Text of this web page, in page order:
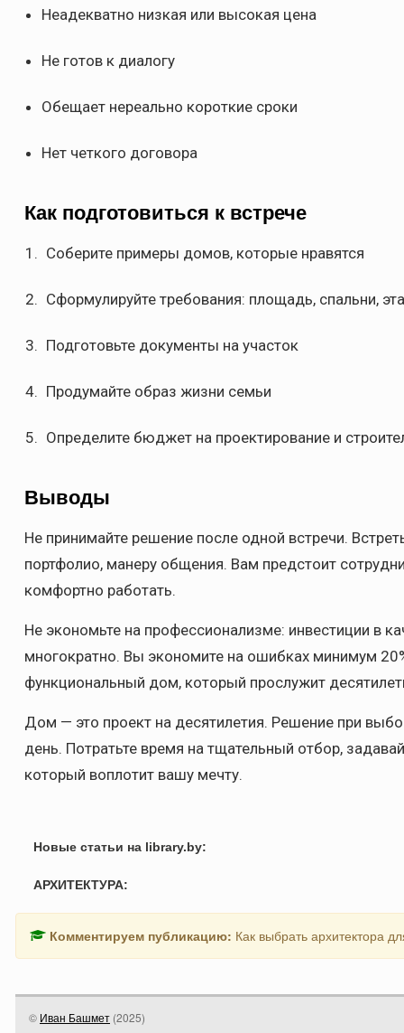
Неадекватно низкая или высокая цена
Не готов к диалогу
Обещает нереально короткие сроки
Нет четкого договора
Как подготовиться к встрече
Соберите примеры домов, которые нравятся
Сформулируйте требования: площадь, спальни,
Подготовьте документы на участок
Продумайте образ жизни семьи
Определите бюджет на проектирование и
Выводы
Не принимайте решение после одной встречи.
портфолио, манеру общения. Вам предстоит
комфортно работать.
Не экономьте на профессионализме: инвестиции в
многократно. Вы экономите на ошибках минимум
функциональный дом, который прослужит
Дом — это проект на десятилетия. Решение при
день. Потратьте время на тщательный отбор,
который воплотит вашу мечту.
Новые статьи на library.by:
АРХИТЕКТУРА:
Комментируем публикацию: Как выбрать архитектора
© Иван Башмет (2025)